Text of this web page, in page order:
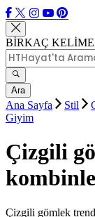
BİRKAÇ
Ara
Ana Sayfa Stil
Giyim
Çizgili
Çizgili gömlek